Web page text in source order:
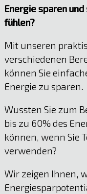
Energie sparen
fühlen?
Mit unseren
verschiedenen
können Sie
Energie zu sparen.
Wussten Sie zum
bis zu 60% des
können, wenn Sie
verwenden?
Wir zeigen Ihnen,